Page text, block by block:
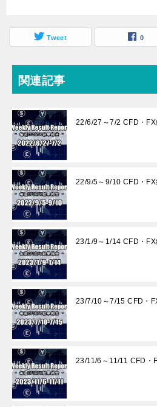
Tweet 0
関連記事
22/6/27～7/2 CFD・FX
22/9/5～9/10 CFD・FX
23/1/9～1/14 CFD・FX
23/7/10～7/15 CFD・
23/11/6～11/11 CFD・